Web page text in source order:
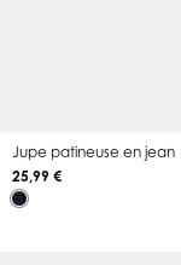
Jupe patineuse en jean
25,99 €